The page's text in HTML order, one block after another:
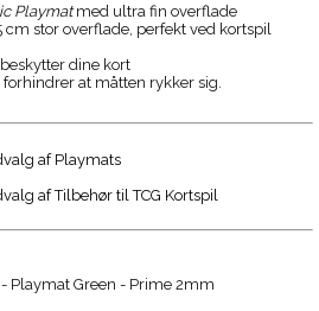
Playmatmed ultra fin overflade
cm stor overflade, perfekt ved kortspil
dine kort
at måtten rykker sig.
af Playmats
af Tilbehør til TCG Kortspil
Playmat Green - Prime 2mm